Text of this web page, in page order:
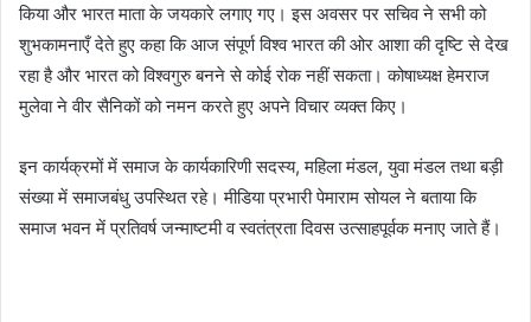
किया और भारत माता के जयकारे लगाए गए। इस अवसर पर सचिव ने सभी को
शुभकामनाएँ देते हुए कहा कि आज संपूर्ण विश्व भारत की ओर आशा की दृष्टि से देख
रहा है और भारत को विश्वगुरु बनने से कोई रोक नहीं सकता। कोषाध्यक्ष हेमराज
मुलेवा ने वीर सैनिकों को नमन करते हुए अपने विचार व्यक्त किए।
इन कार्यक्रमों में समाज के कार्यकारिणी सदस्य, महिला मंडल, युवा मंडल तथा बड़ी
संख्या में समाजबंधु उपस्थित रहे। मीडिया प्रभारी पेमाराम सोयल ने बताया कि
समाज भवन में प्रतिवर्ष जन्माष्टमी व स्वतंत्रता दिवस उत्साहपूर्वक मनाए जाते हैं।